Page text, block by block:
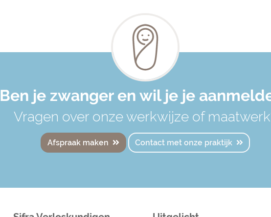
Ben je zwanger en wil je je
Vragen over onze werkwijze of
Afspraak maken Contact met onze praktijk